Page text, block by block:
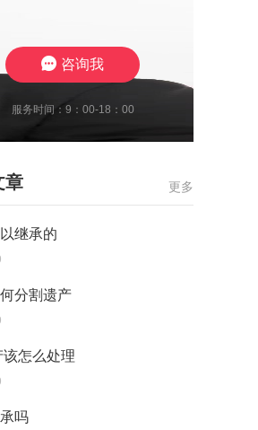
服务时间：9：00-18：00
咨询我
更多
章
继承的
分割遗产
怎么处理
吗